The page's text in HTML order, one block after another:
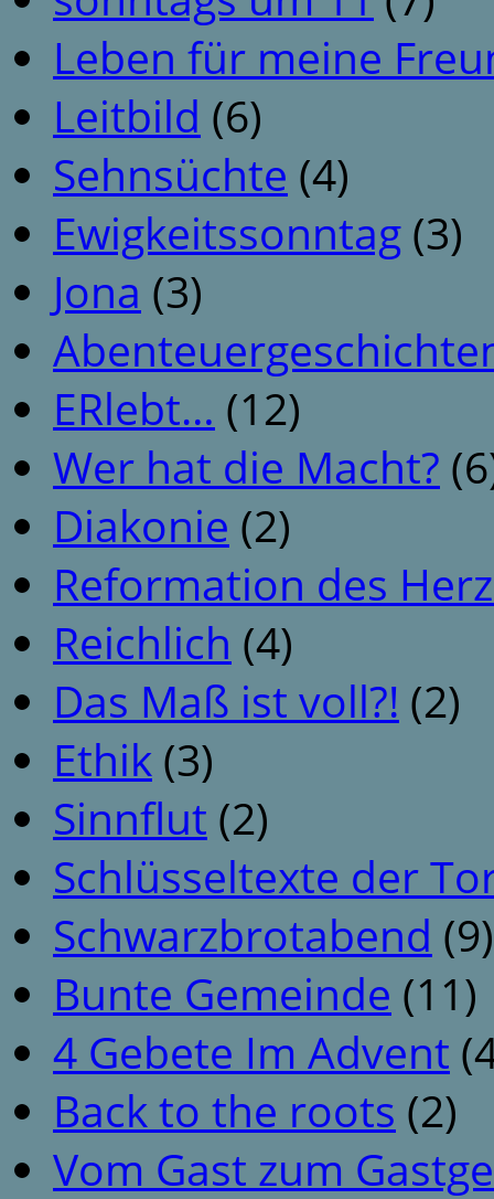
Leben für meine
Leitbild (6)
Sehnsüchte (4)
Ewigkeitssonntag (3)
Jona (3)
ERlebt… (12)
Wer hat die Macht?
Diakonie (2)
Reformation des
Reichlich (4)
Das Maß ist voll?! (2)
Ethik (3)
Sinnflut (2)
Schlüsseltexte der
Schwarzbrotabend (9)
Bunte Gemeinde (11)
4 Gebete Im Advent
Back to the roots (2)
Vom Gast zum